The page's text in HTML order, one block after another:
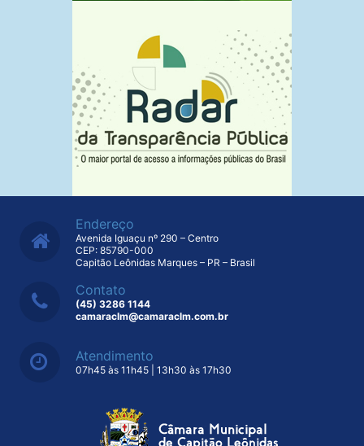
Endereço
Avenida Iguaçu nº 290 – Centro
CEP: 85790-000
Capitão Leônidas Marques – PR – Brasil
Contato
(45) 3286 1144
camaraclm@camaraclm.com.br
Atendimento
07h45 às 11h45 | 13h30 às 17h30